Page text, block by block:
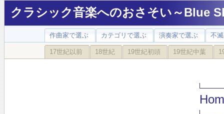
クラシック音楽へのおさそい～Blue
作曲家で選ぶ カテゴリで選ぶ 演奏家で選ぶ 不
17世紀以前 18世紀 19世紀初頭 19世紀中葉